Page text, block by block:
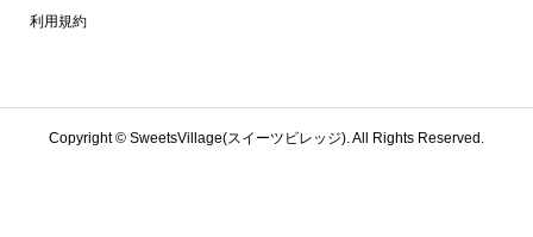
利用規約
Copyright © SweetsVillage(スイーツビレッジ). All Rights Reserved.